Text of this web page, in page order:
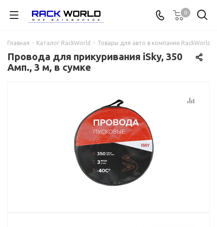
0
Главная - Каталог RackWorld - Товары для авто в компании RackWorld
Провода для прикуривания iSky, 350
Амп., 3 м, в сумке